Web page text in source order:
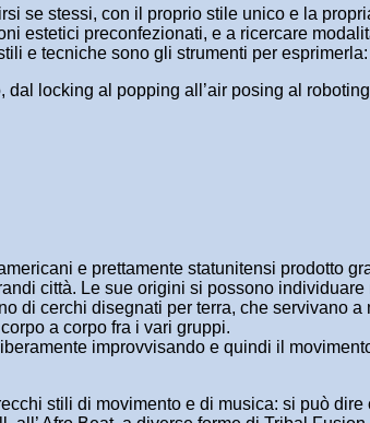
se stessi, con il proprio stile unico e la
estetici preconfezionati, e a ricercare
e tecniche sono gli strumenti per
locking al popping all’air posing al
e prettamente statunitensi prodotto
città. Le sue origini si possono
di cerchi disegnati per terra, che servivano
a corpo fra i vari gruppi.
improvvisando e quindi il
stili di movimento e di musica: si può